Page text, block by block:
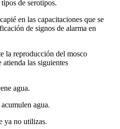
de serotipos.
en las capacitaciones que se
de signos de alarma en
la reproducción del mosco
las siguientes
agua.
agua.
ya no utilizas.